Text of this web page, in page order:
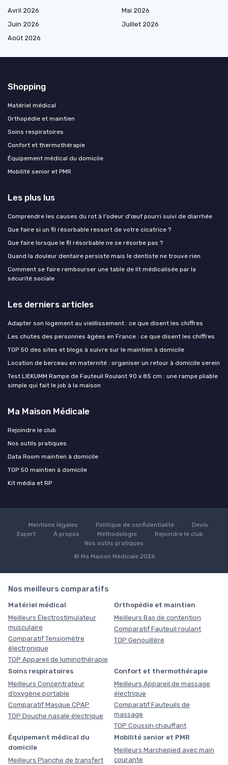
Avril 2026
Mai 2026
Juin 2026
Juillet 2026
Août 2026
Shopping
Matériel médical
Orthopédie et maintien
Soins respiratoires
Confort et thermothérapie
Équipement médical du domicile
Mobilité senior et PMR
Les plus lus
Comprendre les causes du rot à l'odeur d'œuf pourri suivi de diarrhée
Que faire si un fil résorbable ressort de votre cicatrice ?
Que faire lorsque le fil résorbable ne se résorbe pas ?
Quand la douleur dentaire persiste mais le dentiste ne trouve rien
Comment se faire rembourser une table de lit médicalisée par la
sécurité sociale
Les derniers articles
Adapter son logement au vieillissement : ce que disent les chiffres
Les chutes des personnes âgées en France : ce que disent les chiffres
TOP 50 des sites et blogs à suivre sur le maintien à domicile
Location de berceau en maternité : organiser un retour à domicile serein
Test LIEKUMM Rampe de Fauteuil Roulant 90 x 85 cm : une rampe pliable
simple qui fait le job à la maison
Ma Maison Médicale
Rejoindre le club
Nos outils pratiques
Data Room maintien à domicile
TOP 50 maintien à domicile
Kit média et RP
Mentions légales Politique de confidentialité
Devis
Expert
À propos Méthodologie
Rejoindre le club
Nos outils pratiques
© Ma Maison Médicale 2026
Nos meilleurs comparatifs
Matériel médical
Meilleurs Électrostimulateur
musculaire
Comparatif Tensiomètre
électronique
TOP Appareil de luminothérapie
Orthopédie et maintien
Meilleurs Bas de contention
Comparatif Fauteuil roulant
TOP Genouillère
Soins respiratoires
Meilleurs Concentrateur
d’oxygène portable
Comparatif Masque CPAP
TOP Douche nasale électrique
Confort et thermothérapie
Meilleurs Appareil de massage
électrique
Comparatif Fauteuils de
massage
TOP Coussin chauffant
Équipement médical du
domicile
Meilleurs Planche de transfert
Mobilité senior et PMR
Meilleurs Marchepied avec main
courante